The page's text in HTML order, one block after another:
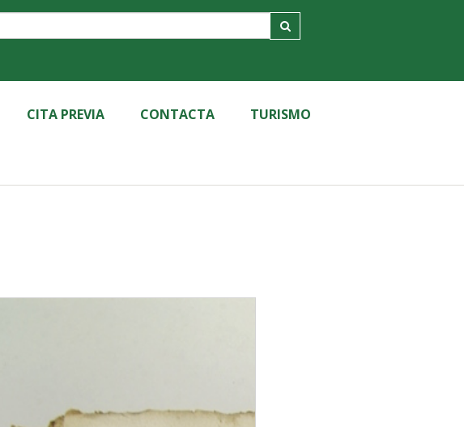
CITA PREVIA CONTACTA TURISMO